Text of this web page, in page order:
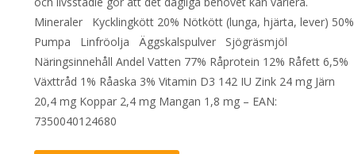
Mineraler Kycklingkött 20% Nötkött (lunga, hjärta, lever) 50%
Pumpa Linfröolja Äggskalspulver Sjögräsmjöl
Näringsinnehåll Andel Vatten 77% Råprotein 12% Råfett 6,5%
Växttråd 1% Råaska 3% Vitamin D3 142 IU Zink 24 mg Järn
20,4 mg Koppar 2,4 mg Mangan 1,8 mg – EAN:
7350040124680